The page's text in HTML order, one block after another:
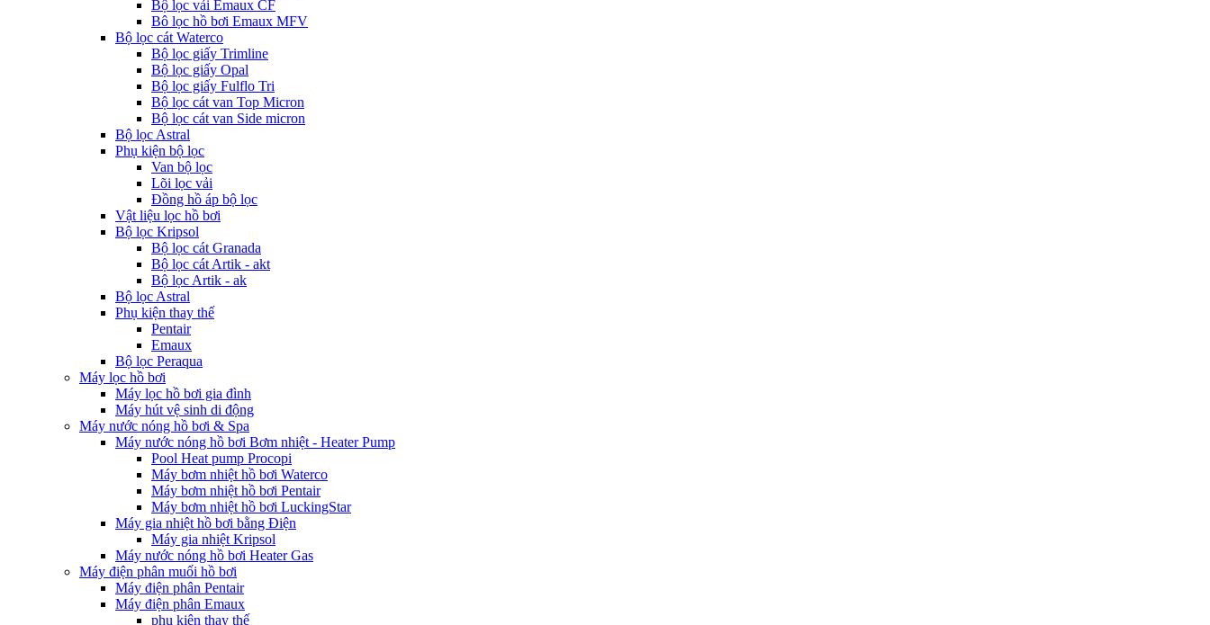
Bộ lọc vải Emaux CF
Bô lọc hồ bơi Emaux MFV
Bộ lọc cát Waterco
Bộ lọc giấy Trimline
Bộ lọc giấy Opal
Bộ lọc giấy Fulflo Tri
Bộ lọc cát van Top Micron
Bộ lọc cát van Side micron
Bộ lọc Astral
Phụ kiện bộ lọc
Van bộ lọc
Lõi lọc vải
Đồng hồ áp bộ lọc
Vật liệu lọc hồ bơi
Bộ lọc Kripsol
Bộ lọc cát Granada
Bộ lọc cát Artik - akt
Bộ lọc Artik - ak
Bộ lọc Astral
Phụ kiện thay thế
Pentair
Emaux
Bộ lọc Peraqua
Máy lọc hồ bơi
Máy lọc hồ bơi gia đình
Máy hút vệ sinh di động
Máy nước nóng hồ bơi & Spa
Máy nước nóng hồ bơi Bơm nhiệt - Heater Pump
Pool Heat pump Procopi
Máy bơm nhiệt hồ bơi Waterco
Máy bơm nhiệt hồ bơi Pentair
Máy bơm nhiệt hồ bơi LuckingStar
Máy gia nhiệt hồ bơi bằng Điện
Máy gia nhiệt Kripsol
Máy nước nóng hồ bơi Heater Gas
Máy điện phân muối hồ bơi
Máy điện phân Pentair
Máy điện phân Emaux
phụ kiện thay thế